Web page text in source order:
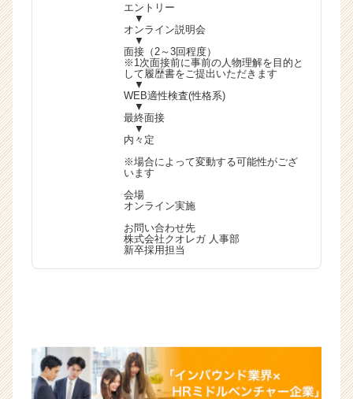
エントリー
▼
オンライン説明会
▼
面接（2～3回程度）
※1次面接前に事前の人物理解を目的と
して履歴書をご提出いただきます
▼
WEB適性検査(性格系)
▼
最終面接
▼
内々定
※場合によって変動する可能性がござ
います
会場
オンライン実施
お問い合わせ先
株式会社クオレガ 人事部
新卒採用担当